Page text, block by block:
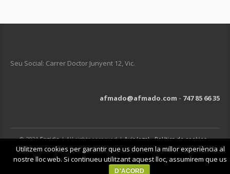
Seu Social: Carrer Doctor Junyent 12, Vic.
afmado@afmado.com - 747 85 66 35
© 2021Engidia| All rights reserved |Avís legal-Política de cookies-
Política de privacitat
Utilitzem cookies per garantir que us donem la millor experiència al
nostre lloc web. Si continueu utilitzant aquest lloc, assumirem que us
D'ACORD